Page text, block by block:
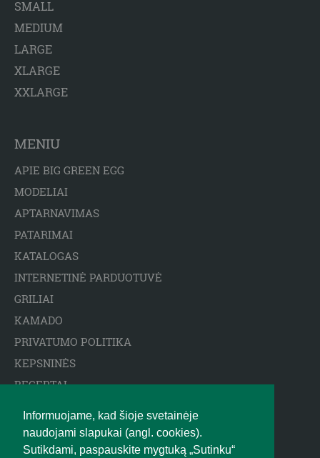
Informuojame, kad šioje svetainėje
naudojami slapukai (angl. cookies).
Sutikdami, paspauskite mygtuką „Sutinku“
SMALL
MEDIUM
LARGE
XLARGE
XXLARGE
MENIU
APIE BIG GREEN EGG
MODELIAI
APTARNAVIMAS
PATARIMAI
KATALOGAS
INTERNETINĖ PARDUOTUVĖ
GRILIAI
KAMADO
PRIVATUMO POLITIKA
KEPSNINĖS
RECEPTAI
ATSAKOMYBĖS APRIBOJIMAS
BIGGREENEGG.EU